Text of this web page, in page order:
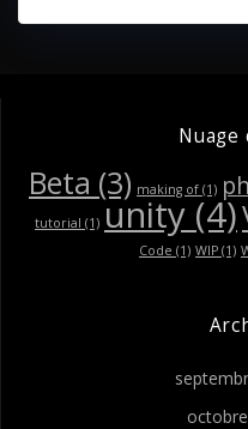
Nuage
Beta (3) making of (1)
tutorial (1) unity (4)
Code (1) WIP (1)